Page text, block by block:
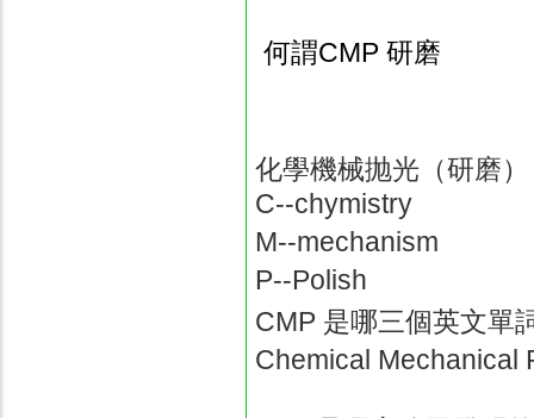
何謂CMP 研磨
化學機械抛光（研磨）
C--chymistry
M--mechanism
P--Polish
CMP 是哪三個英文單
Chemical Mechanical